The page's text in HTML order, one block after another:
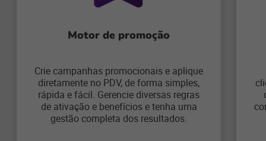
Motor de promoção
Crie campanhas promocionais e aplique
diretamente no PDV, de forma simples,
rápida e fácil. Gerencie diversas regras
de ativação e benefícios e tenha uma
gestão completa dos resultados.